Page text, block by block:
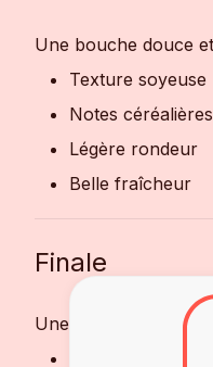
Une bouche douce
Texture soyeuse
Notes céréalières
Légère rondeur
Belle fraîcheur
Finale
Une finale nette et